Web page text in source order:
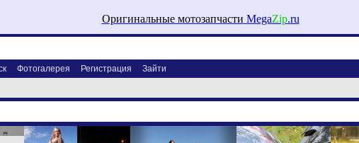
Оригинальные мотозапчасти MegaZip.ru
Фотогалерея Регистрация
Зайти